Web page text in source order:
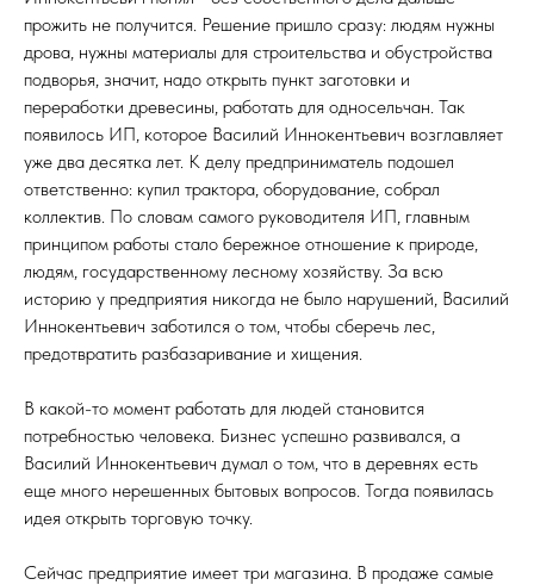
прожить не получится. Решение пришло сразу: людям нужны
дрова, нужны материалы для строительства и обустройства
подворья, значит, надо открыть пункт заготовки и
переработки древесины, работать для односельчан. Так
появилось ИП, которое Василий Иннокентьевич возглавляет
уже два десятка лет. К делу предприниматель подошел
ответственно: купил трактора, оборудование, собрал
коллектив. По словам самого руководителя ИП, главным
принципом работы стало бережное отношение к природе,
людям, государственному лесному хозяйству. За всю
историю у предприятия никогда не было нарушений, Василий
Иннокентьевич заботился о том, чтобы сберечь лес,
предотвратить разбазаривание и хищения.
В какой-то момент работать для людей становится
потребностью человека. Бизнес успешно развивался, а
Василий Иннокентьевич думал о том, что в деревнях есть
еще много нерешенных бытовых вопросов. Тогда появилась
идея открыть торговую точку.
Сейчас предприятие имеет три магазина. В продаже самые